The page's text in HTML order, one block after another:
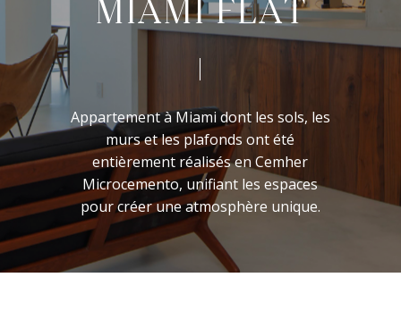
MIAMI FLAT
AppartementàMiami dont les sols, les
mursetlesplafonds ont été
entièrement réalisésen Cemher
Microcemento,unifiant les espaces
pourcréeruneatmosphère unique.